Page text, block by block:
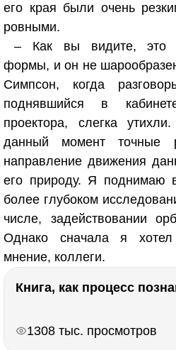
его края были очень
ровными.
– Как вы видите, это
формы, и он не
Симпсон, когда
поднявшийся в
проектора, слегка
данный момент точные
направление движения
его природу. Я поднимаю
более глубоком
числе, задействовании
Однако сначала я
мнение, коллеги.
1308 тыс. просмотров